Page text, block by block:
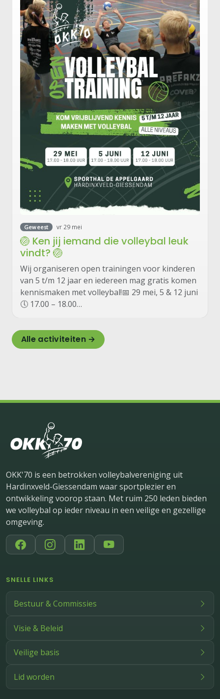
Geweest vr 29 mei
🏐 Ken jij iemand die volleybal leuk
vindt? 🏐
Wij organiseren open trainingen voor kinderen
van 5 t/m 12 jaar en iedereen mag gratis komen
kennismaken met volleybal!📅 29 mei, 5 & 12 juni
🕔 17.00 – 18.00…
Alle activiteiten →
OKK'70 is een betrokken volleybalvereniging uit
Hardinxveld-Giessendam waar sportplezier en
ontwikkeling voorop staan. Met ruim 250 leden bieden
we volleybal op ieder niveau in een veilige en gezellige
omgeving.
SNELLE LINKS
Bestuur & Commissies
Visie & Beleid
Veilige basis
Lid worden